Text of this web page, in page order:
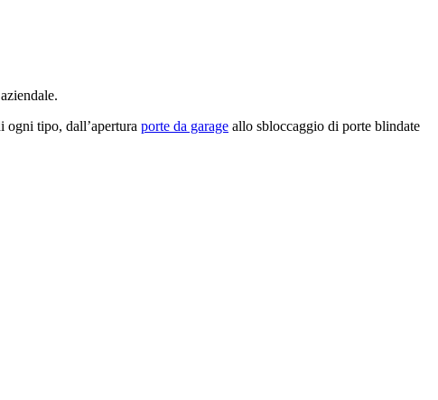
ogni tipo, dall’apertura porte da garage allo sbloccaggio di porte blindate